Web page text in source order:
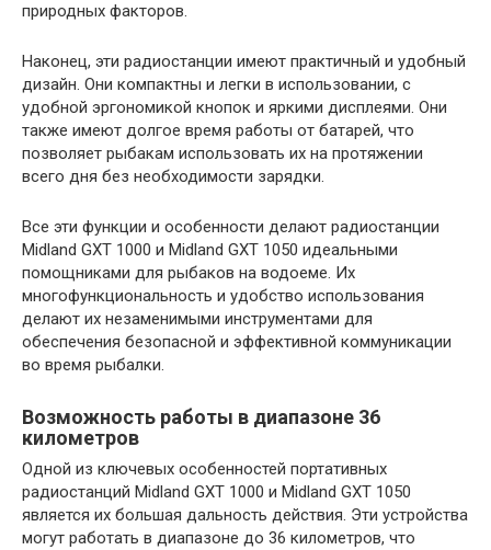
природных факторов.
Наконец, эти радиостанции имеют практичный и удобный
дизайн. Они компактны и легки в использовании, с
удобной эргономикой кнопок и яркими дисплеями. Они
также имеют долгое время работы от батарей, что
позволяет рыбакам использовать их на протяжении
всего дня без необходимости зарядки.
Все эти функции и особенности делают радиостанции
Midland GXT 1000 и Midland GXT 1050 идеальными
помощниками для рыбаков на водоеме. Их
многофункциональность и удобство использования
делают их незаменимыми инструментами для
обеспечения безопасной и эффективной коммуникации
во время рыбалки.
Возможность работы в диапазоне 36
километров
Одной из ключевых особенностей портативных
радиостанций Midland GXT 1000 и Midland GXT 1050
является их большая дальность действия. Эти устройства
могут работать в диапазоне до 36 километров, что